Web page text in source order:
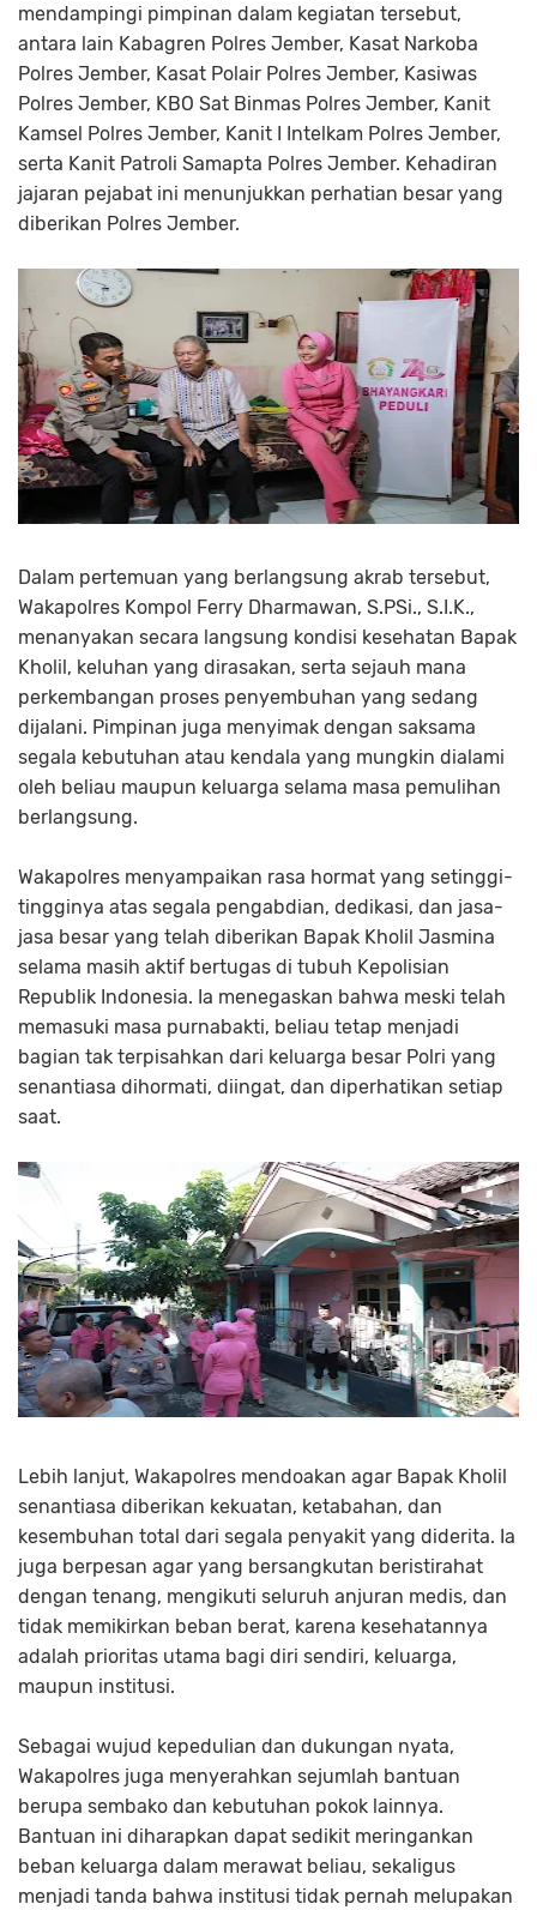
mendampingi pimpinan dalam kegiatan tersebut,
antara lain Kabagren Polres Jember, Kasat Narkoba
Polres Jember, Kasat Polair Polres Jember, Kasiwas
Polres Jember, KBO Sat Binmas Polres Jember, Kanit
Kamsel Polres Jember, Kanit I Intelkam Polres Jember,
serta Kanit Patroli Samapta Polres Jember. Kehadiran
jajaran pejabat ini menunjukkan perhatian besar yang
diberikan Polres Jember.
Dalam pertemuan yang berlangsung akrab tersebut,
Wakapolres Kompol Ferry Dharmawan, S.PSi., S.I.K.,
menanyakan secara langsung kondisi kesehatan Bapak
Kholil, keluhan yang dirasakan, serta sejauh mana
perkembangan proses penyembuhan yang sedang
dijalani. Pimpinan juga menyimak dengan saksama
segala kebutuhan atau kendala yang mungkin dialami
oleh beliau maupun keluarga selama masa pemulihan
berlangsung.
Wakapolres menyampaikan rasa hormat yang setinggi-
tingginya atas segala pengabdian, dedikasi, dan jasa-
jasa besar yang telah diberikan Bapak Kholil Jasmina
selama masih aktif bertugas di tubuh Kepolisian
Republik Indonesia. Ia menegaskan bahwa meski telah
memasuki masa purnabakti, beliau tetap menjadi
bagian tak terpisahkan dari keluarga besar Polri yang
senantiasa dihormati, diingat, dan diperhatikan setiap
saat.
Lebih lanjut, Wakapolres mendoakan agar Bapak Kholil
senantiasa diberikan kekuatan, ketabahan, dan
kesembuhan total dari segala penyakit yang diderita. Ia
juga berpesan agar yang bersangkutan beristirahat
dengan tenang, mengikuti seluruh anjuran medis, dan
tidak memikirkan beban berat, karena kesehatannya
adalah prioritas utama bagi diri sendiri, keluarga,
maupun institusi.
Sebagai wujud kepedulian dan dukungan nyata,
Wakapolres juga menyerahkan sejumlah bantuan
berupa sembako dan kebutuhan pokok lainnya.
Bantuan ini diharapkan dapat sedikit meringankan
beban keluarga dalam merawat beliau, sekaligus
menjadi tanda bahwa institusi tidak pernah melupakan